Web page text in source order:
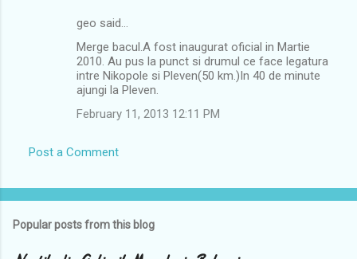
geo said…
Merge bacul.A fost inaugurat oficial in Martie
2010. Au pus la punct si drumul ce face legatura
intre Nikopole si Pleven(50 km.)In 40 de minute
ajungi la Pleven.
February 11, 2013 12:11 PM
Post a Comment
Popular posts from this blog